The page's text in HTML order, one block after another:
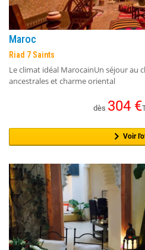
Maroc
Riad 7 Saints
Le climat idéal MarocainUn séjour au
ancestrales et charme oriental
dès 304€
Voir